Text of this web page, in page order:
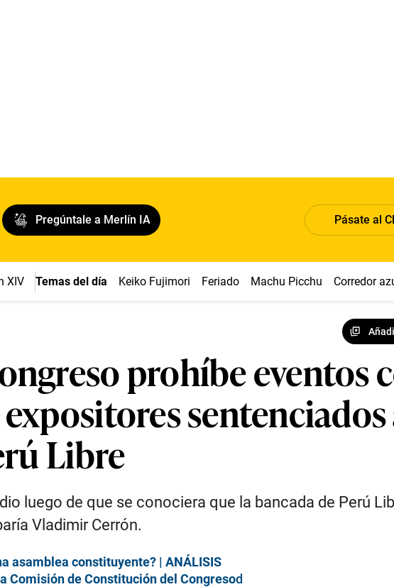
Pregúntale a Merlín IA Pásate al
XIV Temas del día Keiko Fujimori Feriado Machu Picchu Corredor
prohíbe eventos
sentenciados
Libre
luego de que se conociera que la bancada de Perú
Vladimir Cerrón.
asamblea constituyente? | ANÁLISIS
Comisión de Constitución del Congresod